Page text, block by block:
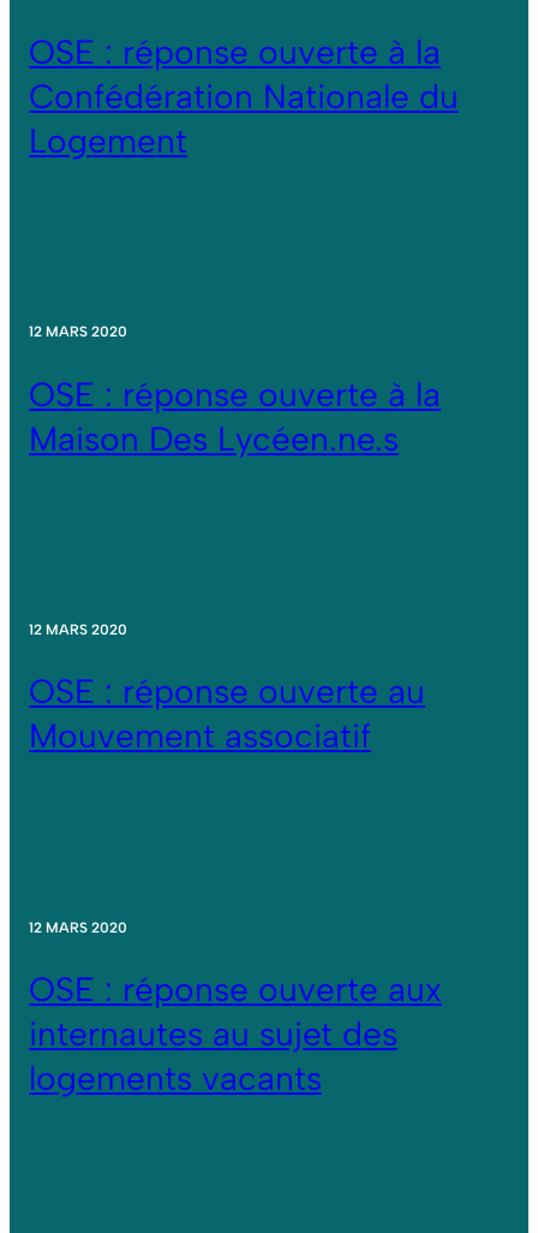
OSE : réponse ouverte à la
Confédération Nationale du
Logement
12 MARS 2020
OSE : réponse ouverte à la
Maison Des Lycéen.ne.s
12 MARS 2020
OSE : réponse ouverte au
Mouvement associatif
12 MARS 2020
OSE : réponse ouverte aux
internautes au sujet des
logements vacants